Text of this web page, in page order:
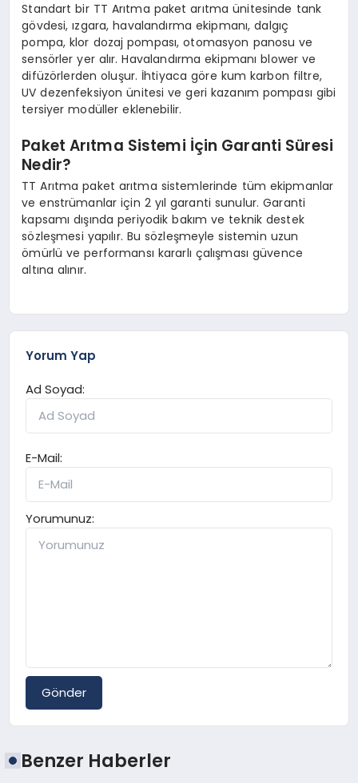
Standart bir TT Arıtma paket arıtma ünitesinde tank
gövdesi, ızgara, havalandırma ekipmanı, dalgıç
pompa, klor dozaj pompası, otomasyon panosu ve
sensörler yer alır. Havalandırma ekipmanı blower ve
difüzörlerden oluşur. İhtiyaca göre kum karbon filtre,
UV dezenfeksiyon ünitesi ve geri kazanım pompası gibi
tersiyer modüller eklenebilir.
Paket Arıtma Sistemi İçin Garanti Süresi
Nedir?
TT Arıtma paket arıtma sistemlerinde tüm ekipmanlar
ve enstrümanlar için 2 yıl garanti sunulur. Garanti
kapsamı dışında periyodik bakım ve teknik destek
sözleşmesi yapılır. Bu sözleşmeyle sistemin uzun
ömürlü ve performansı kararlı çalışması güvence
altına alınır.
Yorum Yap
Ad Soyad:
E-Mail:
Yorumunuz:
Gönder
Benzer Haberler